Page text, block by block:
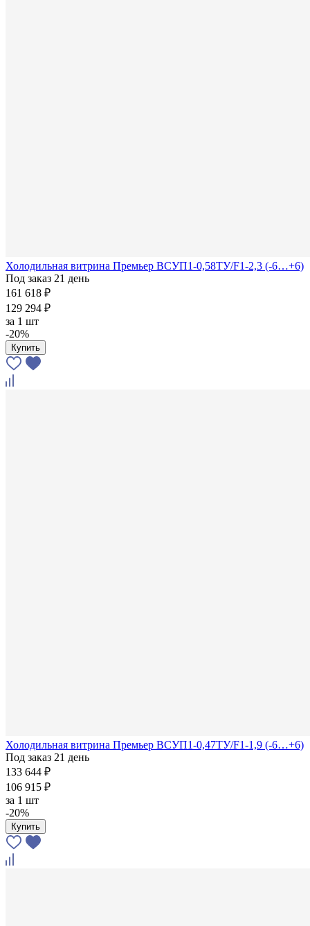
Холодильная витрина Премьер ВСУП1-0,58ТУ/F1-2,3 (-6…+6)
Под заказ 21 день
161 618 ₽
129 294 ₽
за 1 шт
-20%
Купить
Холодильная витрина Премьер ВСУП1-0,47ТУ/F1-1,9 (-6…+6)
Под заказ 21 день
133 644 ₽
106 915 ₽
за 1 шт
-20%
Купить